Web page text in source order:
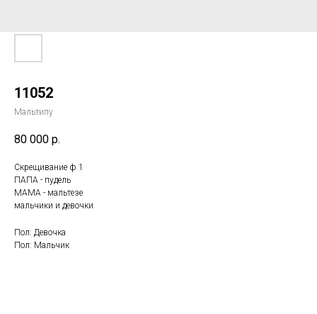
11052
Мальтипу
80 000 р.
Скрещивание ф 1
ПАПА - пудель
МАМА - мальтезе
мальчики и девочки
Пол: Девочка
Пол: Мальчик